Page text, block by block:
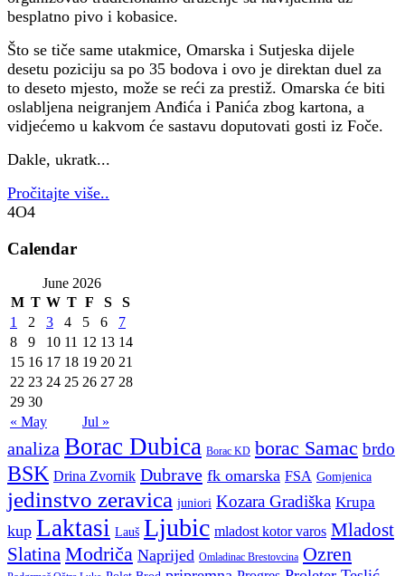
besplatno pivo i kobasice.
Što se tiče same utakmice, Omarska i Sutjeska dijele
desetu poziciju sa po 35 bodova i ovo je direktan duel za
to deseto mjesto, može se reći za prestiž. Omarska će biti
oslabljena neigranjem Anđića i Panića zbog kartona, a
vidjećemo u kakvom će sastavu doputovati gosti iz Foče.
Dakle, ukratk...
Pročitajte više..
4O4
Calendar
June 2026
M T W T F S S
« May Jul »
1 2 3 4 5 6
7
8
9 10 11 12 13 14
15 16 17 18 19 20 21
22 23 24 25 26 27 28
29 30
analiza Borac Dubica Borac KD borac Samac brdo
BSK Drina Zvornik Dubrave fk omarska FSA Gomjenica
jedinstvo zeravica juniori Kozara Gradiška Krupa
kup Laktasi Lauš Ljubic mladost kotor varos Mladost
Slatina Modriča Naprijed Omladinac Brestovcina Ozren